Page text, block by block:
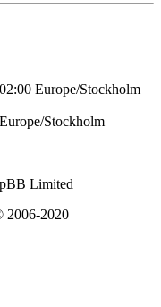
Europe/Stockholm
Stockholm
Limited
2006-2020